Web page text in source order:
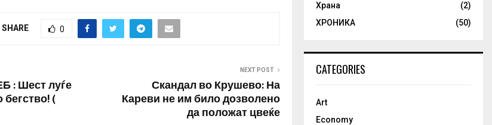
SHARE 0
: Шест луѓе
(
NEXT POST
Скандал во Крушево: На
Кареви не им било дозволено
да положат цвеќе
Храна
(2)
ХРОНИКА
(50)
CATEGORIES
Art
Economy